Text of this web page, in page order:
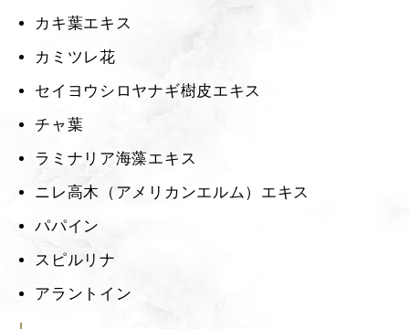
カキ葉エキス
カミツレ花
セイヨウシロヤナギ樹皮エキス
チャ葉
ラミナリア海藻エキス
ニレ高木（アメリカンエルム）エキス
パパイン
スピルリナ
アラントイン